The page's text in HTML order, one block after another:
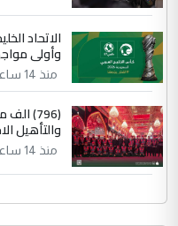
وأولى
منذ 14 ساعة
(796)
والتأهيل
منذ 14 ساعة